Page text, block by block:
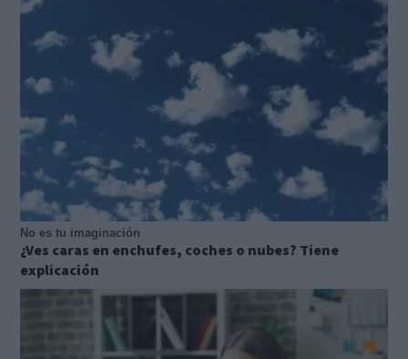
No es tu imaginación
¿Ves caras en enchufes, coches o nubes? Tiene
explicación